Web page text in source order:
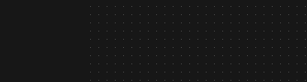
今夜予定どうですか？
極楽とんぼのタイムリミット